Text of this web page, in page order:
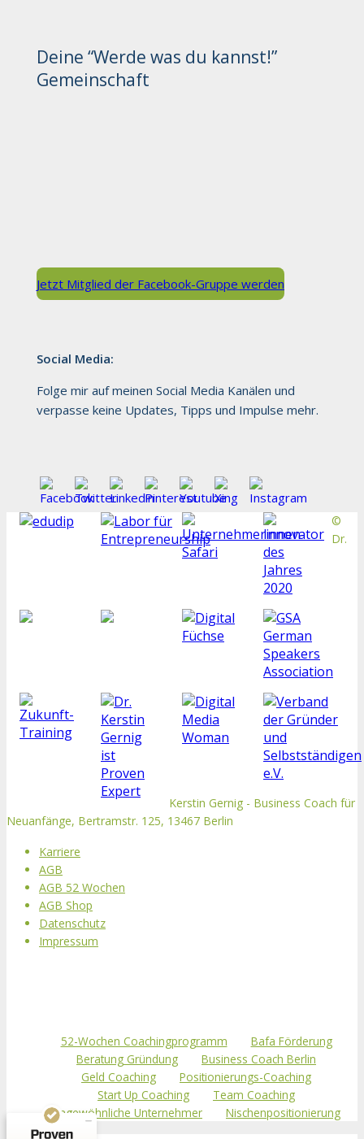
Deine “Werde was du kannst!”
Gemeinschaft
Jetzt Mitglied der Facebook-Gruppe werden
Social Media:
Folge mir auf meinen Social Media Kanälen und
verpasse keine Updates, Tipps und Impulse mehr.
©
Dr.
Kerstin Gernig - Business Coach für
Neuanfänge, Bertramstr. 125, 13467 Berlin
Karriere
AGB
AGB 52 Wochen
AGB Shop
Datenschutz
Impressum
52-Wochen Coachingprogramm
Bafa Förderung
Beratung Gründung
Business Coach Berlin
Geld Coaching
Positionierungs-Coaching
Start Up Coaching
Team Coaching
Ungewöhnliche Unternehmer
Nischenpositionierung
100%
Empfehlungen auf
ProvenExpert.com
SEHR GUT